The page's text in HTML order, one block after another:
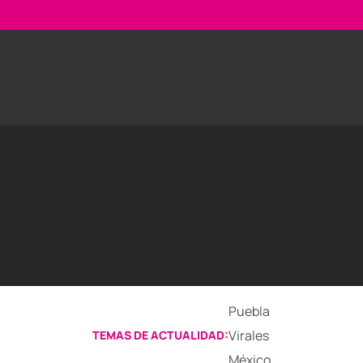
TEMAS DE ACTUALIDAD:
Puebla
Virales
México